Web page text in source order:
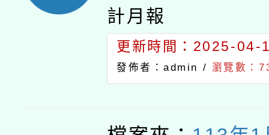
計月報
更新時間：2025-04-
發佈者：admin / 瀏覽數：